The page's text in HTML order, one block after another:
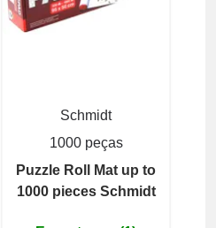
Schmidt
1000 peças
Puzzle Roll Mat up to
1000 pieces Schmidt